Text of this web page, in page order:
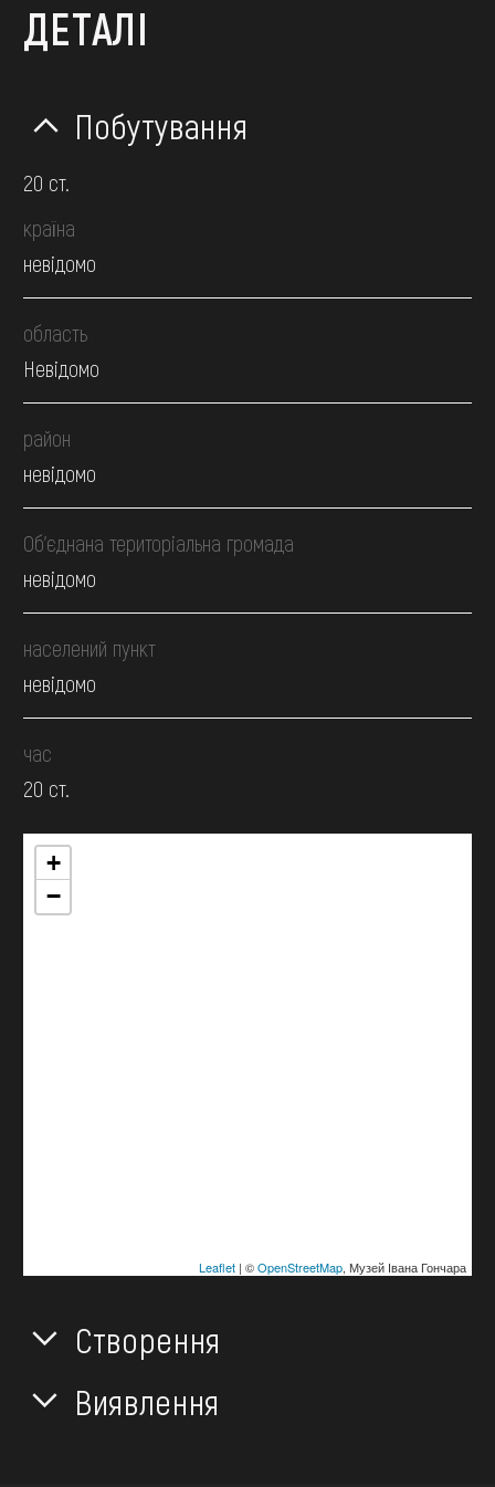
ДЕТАЛІ
Побутування
20 ст.
країна
невідомо
область
Невідомо
район
невідомо
Об’єднана територіальна громада
невідомо
населений пункт
невідомо
час
20 ст.
+
−
Leaflet| ©OpenStreetMap, Музей Івана Гончара
Створення
Виявлення